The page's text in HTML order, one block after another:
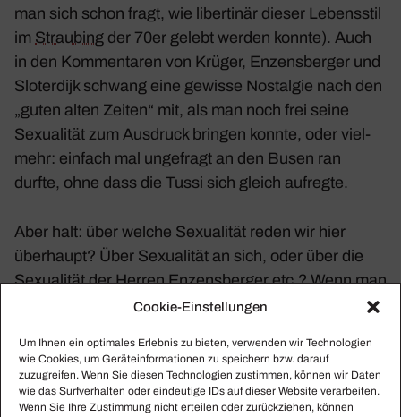
Cookie-Einstellungen
Um Ihnen ein optimales Erlebnis zu bieten, verwenden wir Technologien
wie Cookies, um Geräteinformationen zu speichern bzw. darauf
zuzugreifen. Wenn Sie diesen Technologien zustimmen, können wir Daten
wie das Surfverhalten oder eindeutige IDs auf dieser Website verarbeiten.
Wenn Sie Ihre Zustimmung nicht erteilen oder zurückziehen, können
man sich schon fragt, wie liber­tinär dieser Lebens­stil
im Strau­bing der 70er gelebt werden konnte). Auch
in den Kommen­taren von Krüger, Enzens­berger und
Sloter­dijk schwang eine gewisse Nost­algie nach den
„guten alten Zeiten“ mit, als man noch frei seine
Sexua­lität zum Ausdruck bringen konnte, oder viel­
mehr: einfach mal unge­fragt an den Busen ran
durfte, ohne dass die Tussi sich gleich aufregte.
Aber halt: über welche Sexua­lität reden wir hier
über­haupt? Über Sexua­lität an sich, oder über die
Sexua­lität der Herren Enzens­berger etc.? Wenn man
nämlich genau nach­schaut, geht es ganz gewiss
Jederfrau, sondern nur um die Sexua­lität von ganz
bestimmten Männern, meis­tens Macht­per­sonen, die
es gewohnt sind, ihre eigene Vorstel­lung von